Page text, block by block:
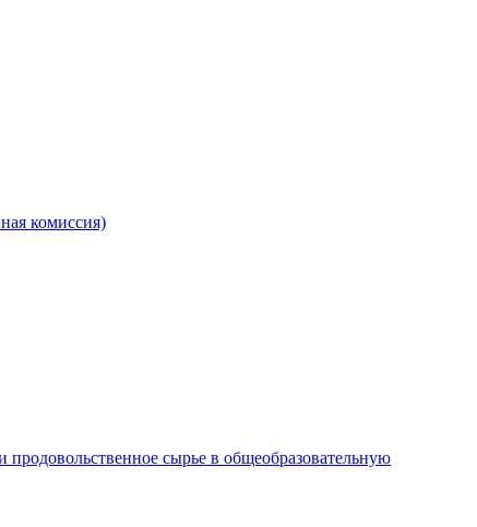
комиссия)
сырье в общеобразовательную